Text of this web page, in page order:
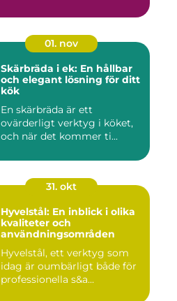
01. nov
Skärbräda i ek: En hållbar
och elegant lösning för ditt
kök
En skärbräda är ett
ovärderligt verktyg i köket,
och när det kommer ti...
31. okt
Hyvelstål: En inblick i olika
kvaliteter och
användningsområden
Hyvelstål, ett verktyg som
idag är oumbärligt både för
professionella s&a...